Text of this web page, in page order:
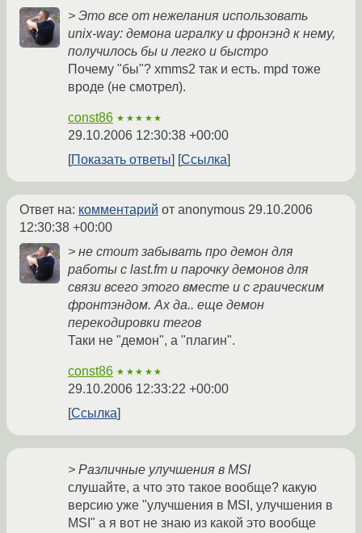
> Это все от нежелания использовать
unix-way: демона игралку и фронэнд к нему,
получилось бы и легко и быстро
Почему "бы"? xmms2 так и есть. mpd тоже
вроде (не смотрел).
const86 ★★★★★
29.10.2006 12:30:38 +00:00
Показать ответы
Ссылка
Ответ на: комментарий от anonymous 29.10.2006
12:30:38 +00:00
> не стоит забывать про демон для
работы с last.fm и парочку демонов для
связи всего этого вместе и с граическим
фронтэндом. Ах да.. еще демон
перекодировки тегов
Таки не "демон", а "плагин".
const86 ★★★★★
29.10.2006 12:33:22 +00:00
Ссылка
> Различные улучшения в MSI
слушайте, а что это такое вообще? какую
версию уже "улучшения в MSI, улучшения в
MSI" а я вот не знаю из какой это вообще